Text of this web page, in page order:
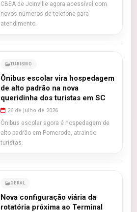
CBEA de Joinville agora acessível com
novos números de telefone para
atendimento.
TURISMO
Ônibus escolar vira hospedagem
de alto padrão na nova
queridinha dos turistas em SC
26 de julho de 2026
Ônibus escolar agora é hospedagem de
alto padrão em Pomerode, atraindo
turistas.
GERAL
Nova configuração viária da
rotatória próxima ao Terminal